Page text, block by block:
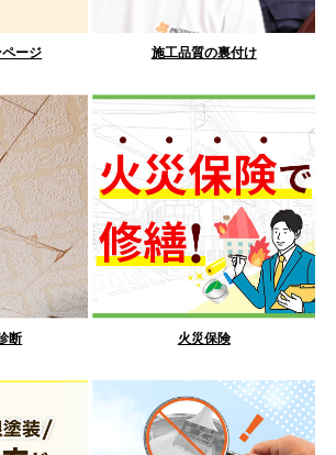
ージ 施工品質の裏付け
断 火災保険